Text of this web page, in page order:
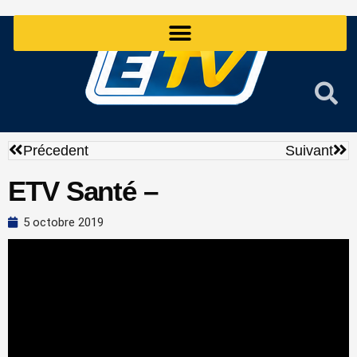
Précédent
Précedent Suivant
ETV Santé –
5 octobre 2019